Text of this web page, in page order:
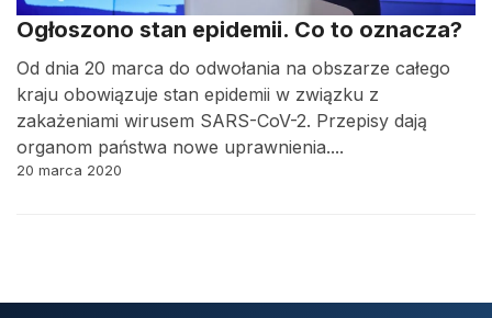
Ogłoszono stan epidemii. Co to oznacza?
Od dnia 20 marca do odwołania na obszarze całego
kraju obowiązuje stan epidemii w związku z
zakażeniami wirusem SARS-CoV-2. Przepisy dają
organom państwa nowe uprawnienia....
20 marca 2020